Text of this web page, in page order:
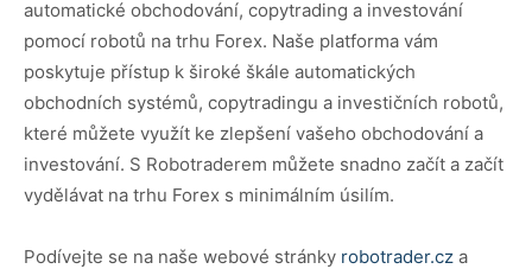
automatické obchodování, copytrading a investování
pomocí robotů na trhu Forex. Naše platforma vám
poskytuje přístup k široké škále automatických
obchodních systémů, copytradingu a investičních robotů,
které můžete využít ke zlepšení vašeho obchodování a
investování. S Robotraderem můžete snadno začít a začít
vydělávat na trhu Forex s minimálním úsilím.
Podívejte se na naše webové stránky robotrader.cz a